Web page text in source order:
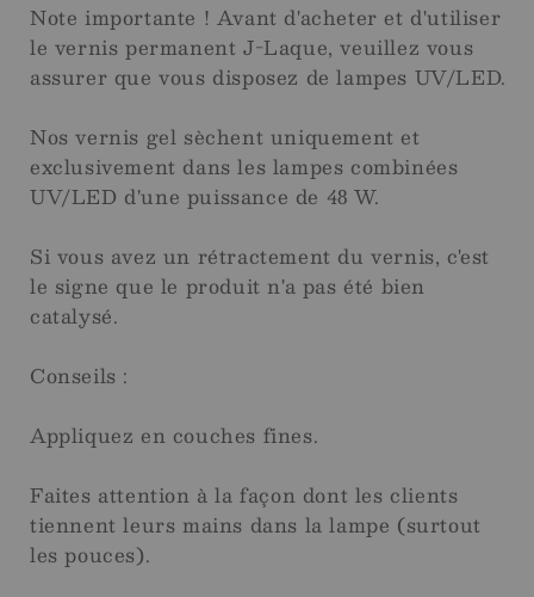
Note importante ! Avant d'acheter et d'utiliser
le vernis permanent J-Laque, veuillez vous
assurer que vous disposez de lampes UV/LED.
Nos vernis gel sèchent uniquement et
exclusivement dans les lampes combinées
UV/LED d'une puissance de 48 W.
Si vous avez un rétractement du vernis, c'est
le signe que le produit n'a pas été bien
catalysé.
Conseils :
Appliquez en couches fines.
Faites attention à la façon dont les clients
tiennent leurs mains dans la lampe (surtout
les pouces).